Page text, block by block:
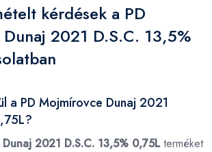
kérdések a PD
2021 D.S.C. 13,5%
a PD Mojmírovce Dunaj 2021
2021 D.S.C. 13,5% 0,75Lterméket